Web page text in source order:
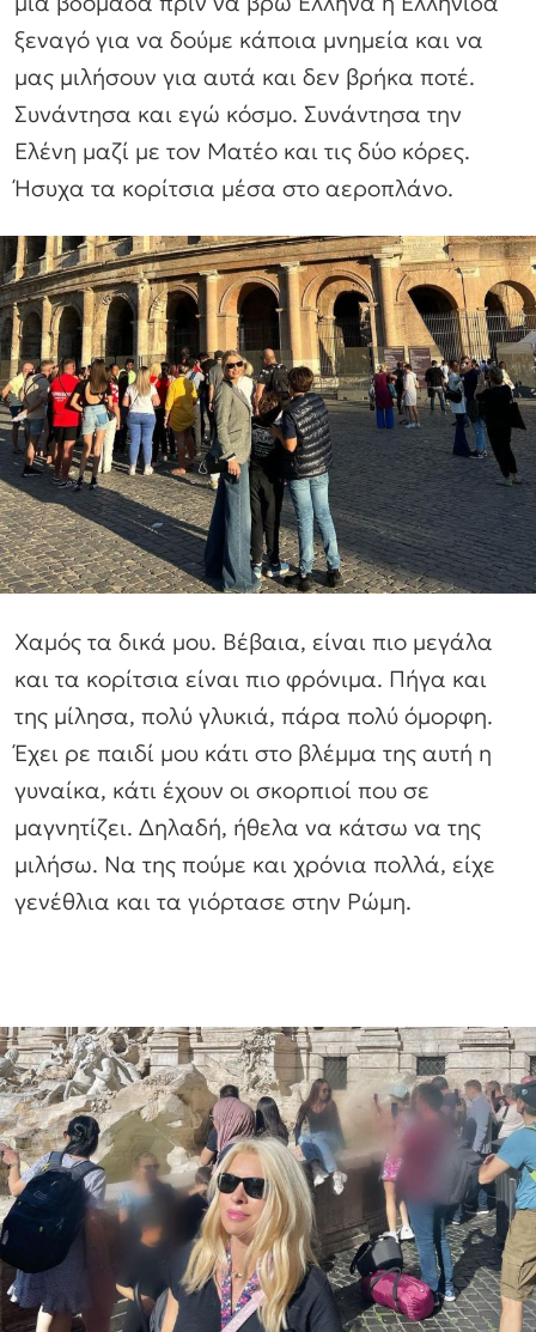
ξεναγό για να δούμε κάποια μνημεία και να
μας μιλήσουν για αυτά και δεν βρήκα ποτέ.
Συνάντησα και εγώ κόσμο. Συνάντησα την
Ελένη μαζί με τον Ματέο και τις δύο κόρες.
Ήσυχα τα κορίτσια μέσα στο αεροπλάνο.
Χαμός τα δικά μου. Βέβαια, είναι πιο μεγάλα
και τα κορίτσια είναι πιο φρόνιμα. Πήγα και
της μίλησα, πολύ γλυκιά, πάρα πολύ όμορφη.
Έχει ρε παιδί μου κάτι στο βλέμμα της αυτή η
γυναίκα, κάτι έχουν οι σκορπιοί που σε
μαγνητίζει. Δηλαδή, ήθελα να κάτσω να της
μιλήσω. Να της πούμε και χρόνια πολλά, είχε
γενέθλια και τα γιόρτασε στην Ρώμη.